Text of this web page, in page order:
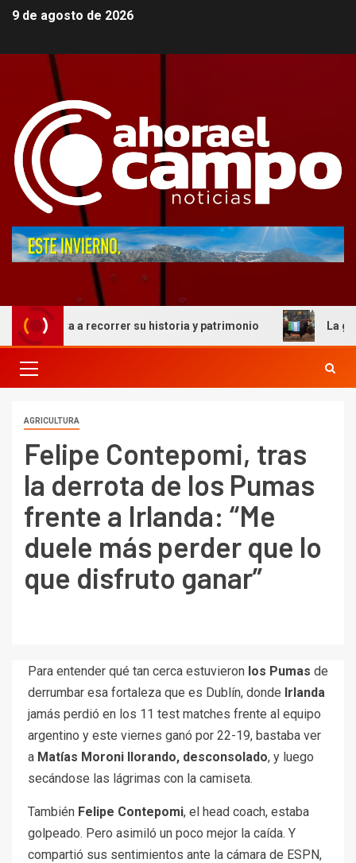
9 de agosto de 2026
a recorrer su historia y patrimonio La genética
AGRICULTURA
Felipe Contepomi, tras
la derrota de los Pumas
frente a Irlanda: “Me
duele más perder que lo
que disfruto ganar”
Para entender qué tan cerca estuvieron los Pumas de
derrumbar esa fortaleza que es Dublín, donde Irlanda
jamás perdió en los 11 test matches frente al equipo
argentino y este viernes ganó por 22-19, bastaba ver
a Matías Moroni llorando, desconsolado, y luego
secándose las lágrimas con la camiseta.
También Felipe Contepomi, el head coach, estaba
golpeado. Pero asimiló un poco mejor la caída. Y
compartió sus sentimientos ante la cámara de ESPN,